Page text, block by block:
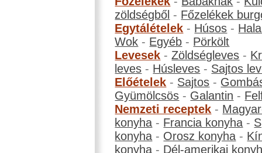
zöldségből - Főzelékek
Egytálételek - Húsos -
Wok - Egyéb - Pörkölt
Levesek -Zöldségleves -
leves - Húsleves - Sajtos
Előételek - Sajtos -
Gyümölcsös - Galantin -
Nemzeti receptek -
konyha - Francia konyha -
konyha - Orosz konyha -
konyha - Dél-amerikai